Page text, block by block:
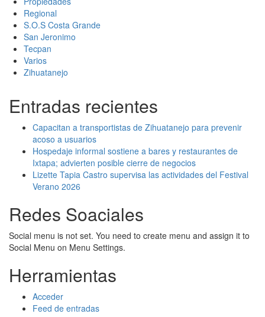
Regional
S.O.S Costa Grande
San Jeronimo
Tecpan
Varios
Zihuatanejo
Entradas recientes
Capacitan a transportistas de Zihuatanejo para prevenir
acoso a usuarios
Hospedaje informal sostiene a bares y restaurantes de
Ixtapa; advierten posible cierre de negocios
Lizette Tapia Castro supervisa las actividades del Festival
Verano 2026
Redes Soaciales
Social menu is not set. You need to create menu and assign it to
Social Menu on Menu Settings.
Herramientas
Acceder
Feed de entradas